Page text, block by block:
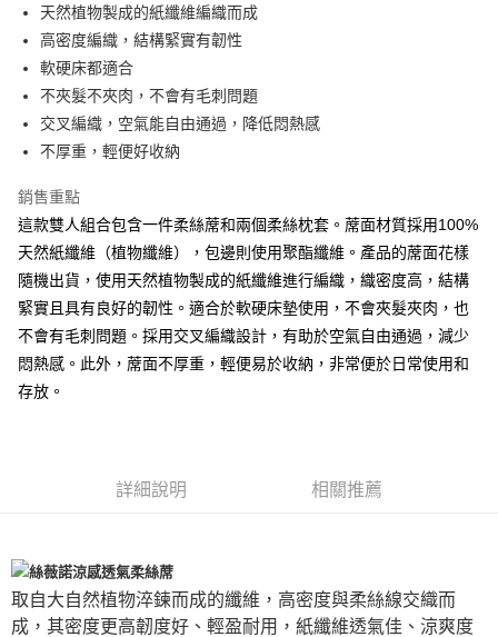
每筆NT$100，滿NT$1,500(含以上)免運費
天然植物製成的紙纖維編織而成
高密度編織，結構緊實有韌性
軟硬床都適合
不夾髮不夾肉，不會有毛刺問題
交叉編織，空氣能自由通過，降低悶熱感
不厚重，輕便好收納
銷售重點
這款雙人組合包含一件柔絲蓆和兩個柔絲枕套。蓆面材質採用100%
天然紙纖維（植物纖維），包邊則使用聚酯纖維。產品的蓆面花樣
隨機出貨，使用天然植物製成的紙纖維進行編織，織密度高，結構
緊實且具有良好的韌性。適合於軟硬床墊使用，不會夾髮夾肉，也
不會有毛刺問題。採用交叉編織設計，有助於空氣自由通過，減少
悶熱感。此外，蓆面不厚重，輕便易於收納，非常便於日常使用和
存放。
詳細說明 相關推薦
取自大自然植物淬鍊而成的纖維，高密度與柔絲線交織而
成，其密度更高韌度好、輕盈耐用，紙纖維透氣佳、涼爽度